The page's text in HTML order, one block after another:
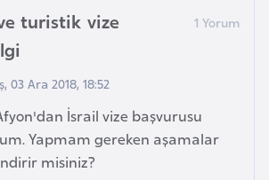
turistik vize
03 Ara 2018, 18:52
İsrail vize başvurusu
Yapmam gereken aşamalar
misiniz?